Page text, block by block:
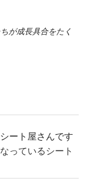
が成長具合をたく
ート屋さんです
っているシート